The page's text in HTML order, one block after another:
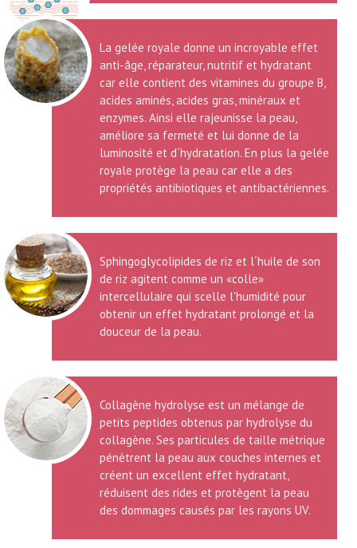
La gelée royale donne un incroyable effet
anti-âge, réparateur, nutritif et hydratant
car elle contient des vitamines du groupe B,
acides aminés, acides gras, minéraux et
enzymes. Ainsi elle rajeunisse la peau,
améliore sa fermeté et lui donne de la
luminosité et d´hydratation. En plus la gelée
royale protège la peau car elle a des
propriétés antibiotiques et antibactériennes.
Sphingoglycolipides de riz et l´huile de son
de riz agitent comme un «colle»
intercellulaire qui scelle l'humidité pour
obtenir un effet hydratant prolongé et la
douceur de la peau.
Collagène hydrolyse est un mélange de
petits peptides obtenus par hydrolyse du
collagène. Ses particules de taille métrique
pénètrent la peau aux couches internes et
créent un excellent effet hydratant,
réduisent des rides et protègent la peau
des dommages causés par les rayons UV.